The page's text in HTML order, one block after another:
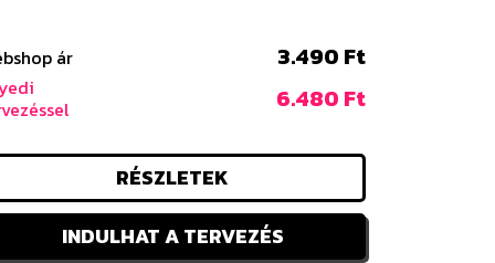
ár 3.490 Ft
6.480 Ft
RÉSZLETEK
INDULHAT A TERVEZÉS